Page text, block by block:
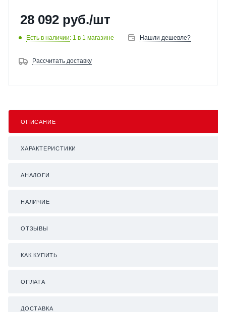
28 092 руб./шт
Есть в наличии: 1 в 1 магазине Нашли дешевле?
Рассчитать доставку
ОПИСАНИЕ
ХАРАКТЕРИСТИКИ
АНАЛОГИ
НАЛИЧИЕ
ОТЗЫВЫ
КАК КУПИТЬ
ОПЛАТА
ДОСТАВКА